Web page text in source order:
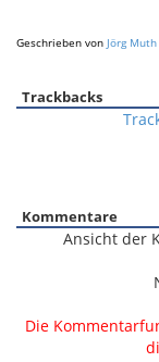
Geschrieben von Jörg Muth
Trackbacks
Kommentare
Ansicht der
Die